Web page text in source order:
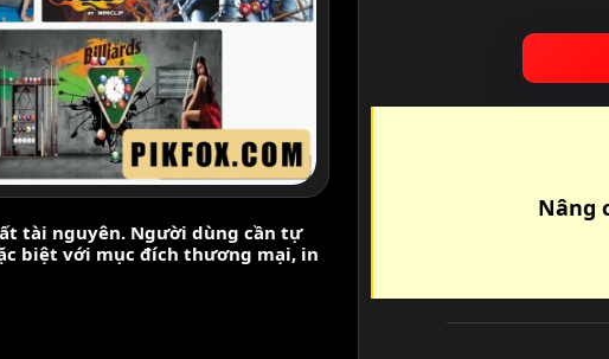
tài nguyên. Người dùng cần tự
biệt với mục đích thương mại, in
Nâng